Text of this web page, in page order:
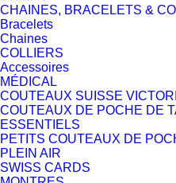
CHAINES, BRACELETS &
Bracelets
Chaines
COLLIERS
Accessoires
MÉDICAL
COUTEAUX SUISSE
COUTEAUX DE POCHE DE
ESSENTIELS
PETITS COUTEAUX DE
PLEIN AIR
SWISS CARDS